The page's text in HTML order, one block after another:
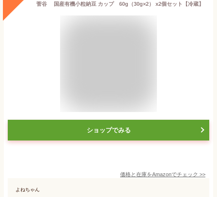
菅谷 国産有機小粒納豆 カップ 60g（30g×2） x2個セット【冷蔵】
ショップでみる
価格と在庫をAmazonでチェック >>
よねちゃん